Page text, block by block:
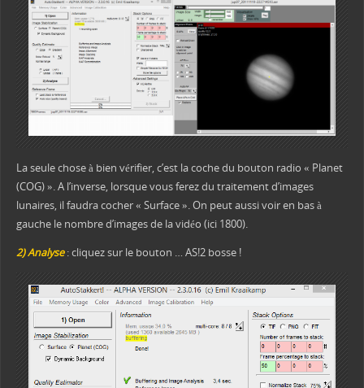
La seule chose à bien vérifier, c’est la coche du bouton radio « Planet
(COG) ». A l’inverse, lorsque vous ferez du traitement d’images
lunaires, il faudra cocher « Surface ». On peut aussi voir en bas à
gauche le nombre d’images de la vidéo (ici 1800).
2) Analyse: cliquez sur le bouton … AS!2 bosse !